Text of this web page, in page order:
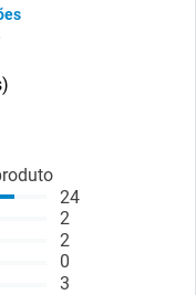
24
2
2
0
3